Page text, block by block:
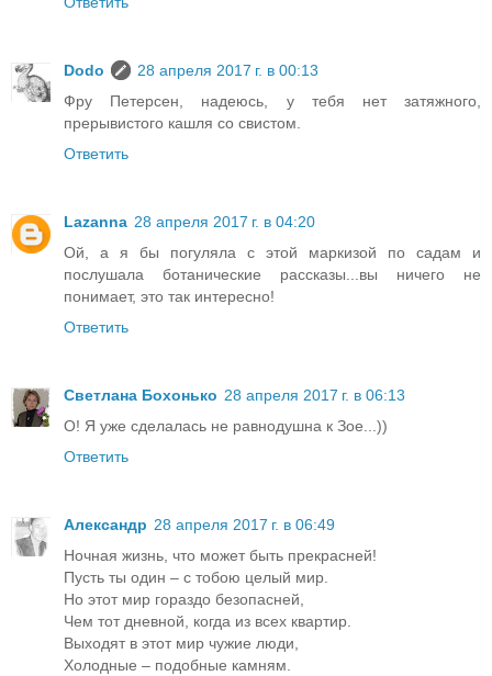
Dodo
28 апреля 2017 г. в 00:13
Фру Петерсен, надеюсь, у тебя нет затяжного,
прерывистого кашля со свистом.
Ответить
Lazanna 28 апреля 2017 г. в 04:20
Ой, а я бы погуляла с этой маркизой по садам и
послушала ботанические рассказы...вы ничего не
понимает, это так интересно!
Ответить
Светлана Бохонько 28 апреля 2017 г. в 06:13
О! Я уже сделалась не равнодушна к Зое...))
Ответить
Александр 28 апреля 2017 г. в 06:49
Ночная жизнь, что может быть прекрасней!
Пусть ты один – с тобою целый мир.
Но этот мир гораздо безопасней,
Чем тот дневной, когда из всех квартир.
Выходят в этот мир чужие люди,
Холодные – подобные камням.